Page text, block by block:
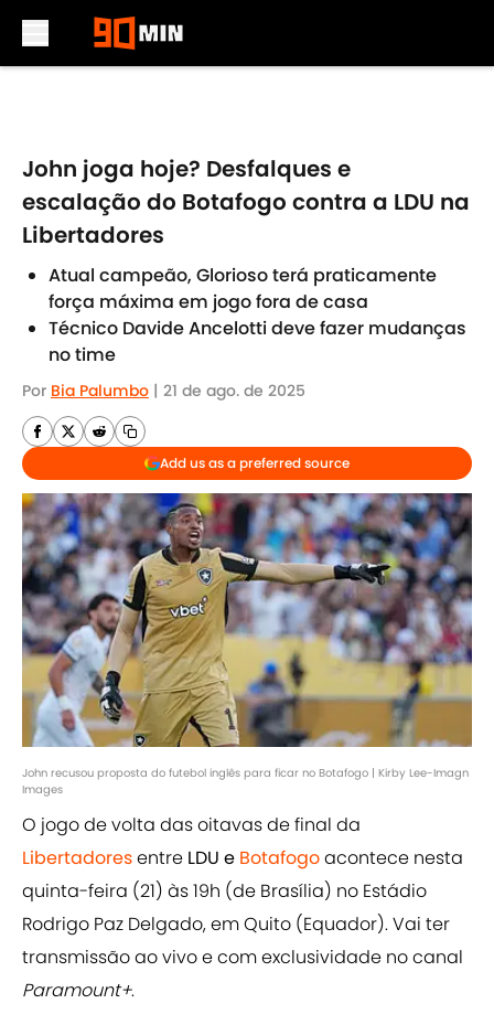
John joga hoje? Desfalques e
escalação do Botafogo contra a LDU na
Libertadores
Atual campeão, Glorioso terá praticamente
força máxima em jogo fora de casa
Técnico Davide Ancelotti deve fazer mudanças
no time
Por Bia Palumbo | 21 de ago. de 2025
Add us as a preferred source
John recusou proposta do futebol inglês para ficar no Botafogo | Kirby Lee-Imagn
Images
O jogo de volta das oitavas de final da
Libertadoresentre LDU e Botafogoacontece nesta
quinta-feira (21) às 19h (de Brasília) no Estádio
Rodrigo Paz Delgado, em Quito (Equador). Vai ter
transmissão ao vivo e com exclusividade no canal
Paramount+.